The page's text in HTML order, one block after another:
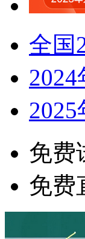
全国
免费
免费